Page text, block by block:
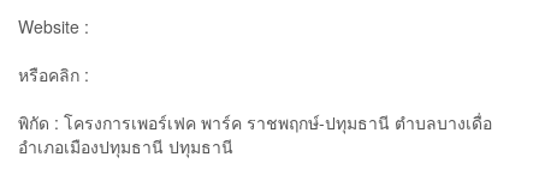
Website :
หรือคลิก :
พิกัด : โครงการเพอร์เฟค พาร์ค ราชพฤกษ์-ปทุมธานี ตำบลบางเดื่อ
อำเภอเมืองปทุมธานี ปทุมธานี